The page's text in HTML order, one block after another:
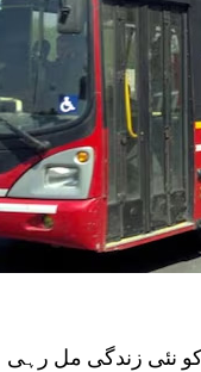
نئی زندگی مل